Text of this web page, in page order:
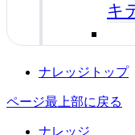
キ
ナレッジトップ
ページ最上部に戻る
ナレッジ